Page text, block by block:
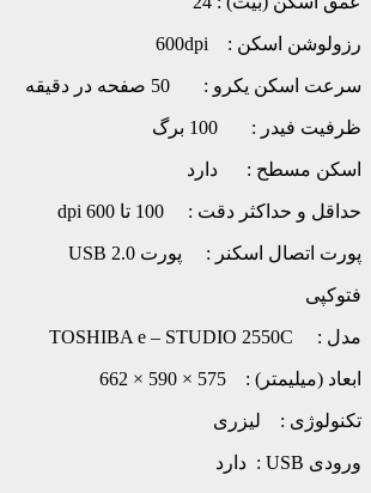
رزولوشن اسکن : 600dpi
سرعت اسکن یکرو : 50 صفحه در دقیقه
ظرفیت فیدر : 100 برگ
اسکن مسطح : دارد
حداقل و حداکثر دقت : 100 تا 600 dpi
پورت اتصال اسکنر : پورت USB 2.0
فتوکپی
مدل : TOSHIBA e – STUDIO 2550C
ابعاد (میلیمتر) : 575 × 590 × 662
تکنولوژی : لیزری
ورودی USB : دارد